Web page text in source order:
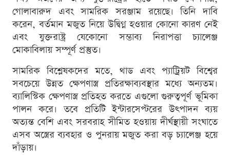
গোলাবারুদ এবং সামরিক সরঞ্জাম রয়েছে। তিনি দাবি
করেন, বর্তমান মজুত নিয়ে উদ্বিগ্ন হওয়ার কোনো কারণ নেই
এবং যুক্তরাষ্ট্র যেকোনো সম্ভাব্য নিরাপত্তা চ্যালেঞ্জ
মোকাবিলায় সম্পূর্ণ প্রস্তুত।
সামরিক বিশ্লেষকদের মতে, থাড এবং প্যাট্রিয়ট বিশ্বের
সবচেয়ে উন্নত ক্ষেপণাস্ত্র প্রতিরক্ষাব্যবস্থার মধ্যে অন্যতম।
ব্যালিস্টিক ক্ষেপণাস্ত্র প্রতিহত করতে এগুলো গুরুত্বপূর্ণ ভূমিকা
পালন করে। তবে প্রতিটি ইন্টারসেপ্টরের উৎপাদন ব্যয়
অত্যন্ত বেশি এবং সরবরাহ সীমিত হওয়ায় দীর্ঘস্থায়ী সংঘাতে
এসব অস্ত্রের ব্যবহার ও পুনরায় মজুত করা বড় চ্যালেঞ্জ হয়ে
দাঁড়ায়।